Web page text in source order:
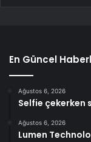
En Güncel
Ağustos 6, 2026
Selfie çekerken
Ağustos 6, 2026
Lumen